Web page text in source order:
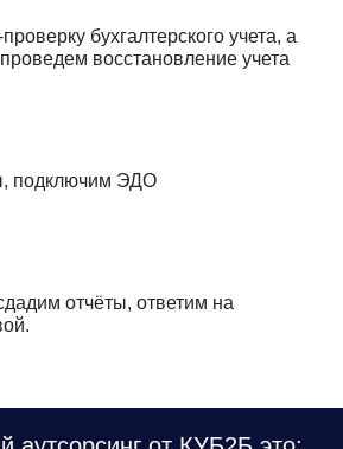
бухгалтерского учета, а
восстановление учета
подключим ЭДО
отчёты, ответим на